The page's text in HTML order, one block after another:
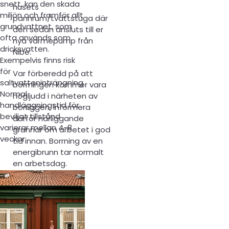
snett, kan den skada
miljön och framför allt
grundvattnet, som
ofta används som
dricksvatten.
Exempelvis finns risk
för
saltvatteninträngning.
Normal
handläggningstid för
beviljat tillstånd
varierar mellan 4-8
veckor
husets
pannrum/tvättstuga där
den sedan ansluts till er
nya värmepump från
Nibe.
Var förberedd på att
borrningen kommer vara
högljudd i närheten av
borriggen, informera
därför närliggande
grannar om arbetet i god
tid innan. Borrning av en
energibrunn tar normalt
en arbetsdag.